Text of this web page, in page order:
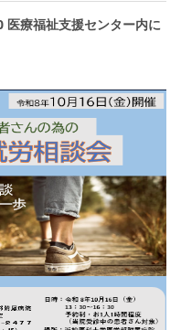
療福祉支援センター内に
＞